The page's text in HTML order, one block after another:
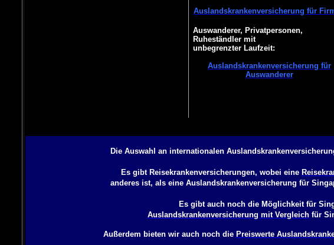
Auslandskrankenversicherung für
Auswanderer, Privatpersonen,
Ruheständler mit
unbegrenzter Laufzeit:
Auslandskrankenversicherung für
Auswanderer
Die Auswahl an internationalen
Es gibt Reisekrankenversicherungen, wobei eine
anderes ist, als eine Auslandskrankenversicherung für
Es gibt auch noch die Möglichkeit für
Auslandskrankenversicherung mit Vergleich für
Außerdem bieten wir auch noch die Preiswerte